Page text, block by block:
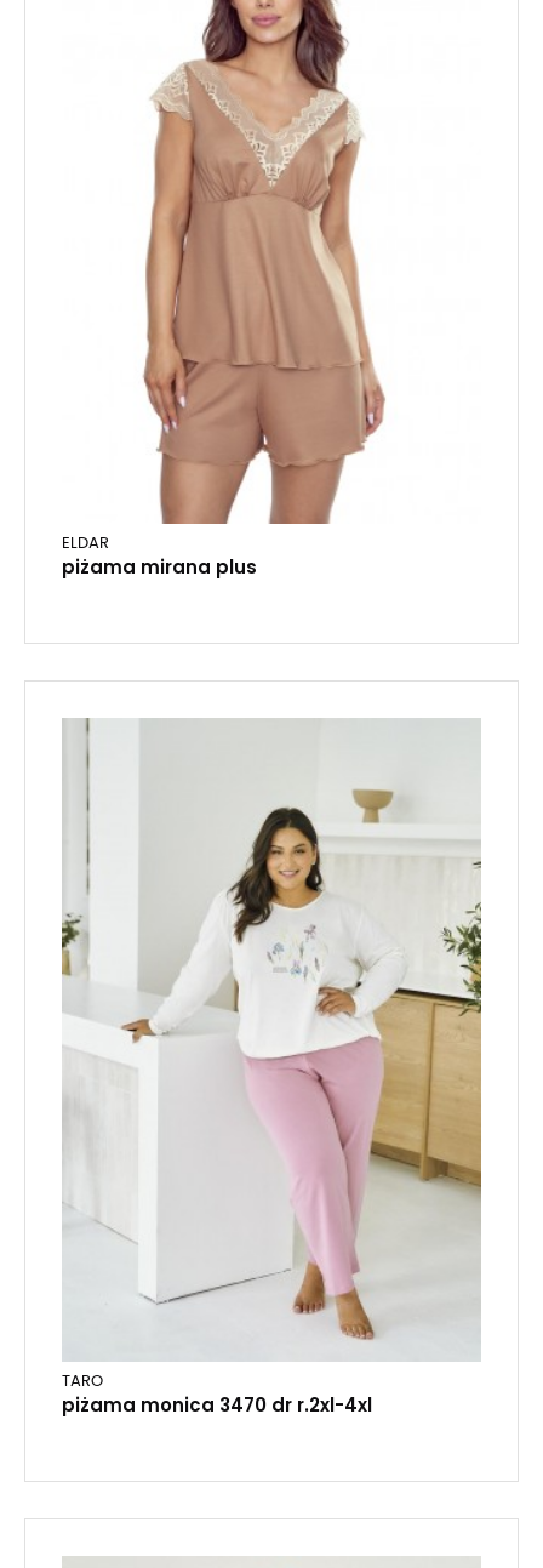
ELDAR
piżama mirana plus
TARO
piżama monica 3470 dr r.2xl-4xl